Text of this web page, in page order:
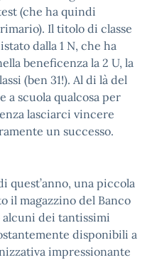
(che ha quindi
Il titolo di classe
dalla 1 N, che ha
beneficenza la 2 U, la
(ben 31!). Al di là del
a scuola qualcosa per
lasciarci vincere
un successo.
quest’anno, una piccola
il magazzino del Banco
dei tantissimi
disponibili a
impressionante